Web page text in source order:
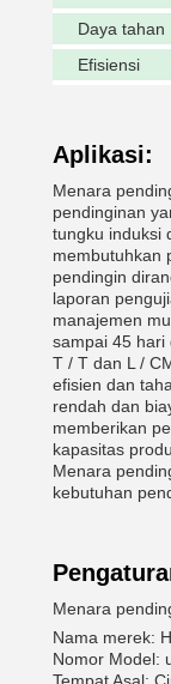
Daya tahan
Efisiensi
Aplikasi:
Menara
pendinginan
tungku induksi
membutuhkan
pendingin
laporan
manajemen
sampai 45 hari
T / T dan L /
efisien dan
rendah dan
memberikan
kapasitas
Menara
kebutuhan
Menara
Nama merek:
Nomor Model: